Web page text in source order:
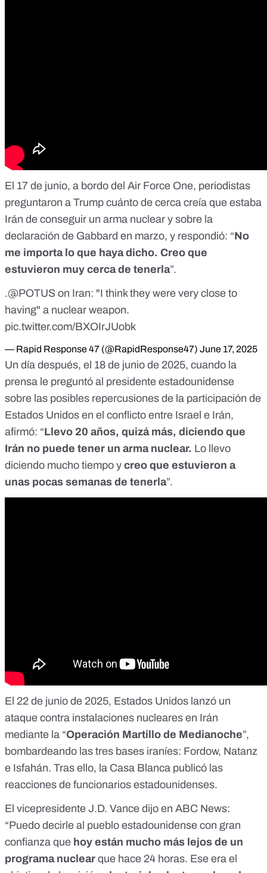
El 17 de junio, a bordo del Air Force One, periodistas
preguntaron a Trump cuánto de cerca creía que estaba
Irán de conseguir un arma nuclear y sobre la
declaración de Gabbard en marzo, y respondió: “No
me importa lo que haya dicho. Creo que
estuvieron muy cerca de tenerla”.
.@POTUS on Iran: "I think they were very close to
having" a nuclear weapon.
pic.twitter.com/BXOIrJUobk
— Rapid Response 47 (@RapidResponse47) June 17, 2025
Un día después, el 18 de junio de 2025, cuando la
prensa le preguntó al presidente estadounidense
sobre las posibles repercusiones de la participación de
Estados Unidos en el conflicto entre Israel e Irán,
afirmó: “Llevo 20 años, quizá más, diciendo que
Irán no puede tener un arma nuclear. Lo llevo
diciendo mucho tiempo y creo que estuvieron a
unas pocas semanas de tenerla”.
El 22 de junio de 2025, Estados Unidos lanzó un
ataque contra instalaciones nucleares en Irán
mediante la “Operación Martillo de Medianoche”,
bombardeando las tres bases iraníes: Fordow, Natanz
e Isfahán. Tras ello, la Casa Blanca publicó las
reacciones de funcionarios estadounidenses.
El vicepresidente J.D. Vance dijo en ABC News:
“Puedo decirle al pueblo estadounidense con gran
confianza que hoy están mucho más lejos de un
programa nuclear que hace 24 horas. Ese era el